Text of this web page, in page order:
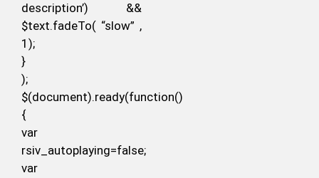
description’) &&
$text.fadeTo( “slow” ,
1);
}
);
$(document).ready(function()
{
var
rsiv_autoplaying=false;
var